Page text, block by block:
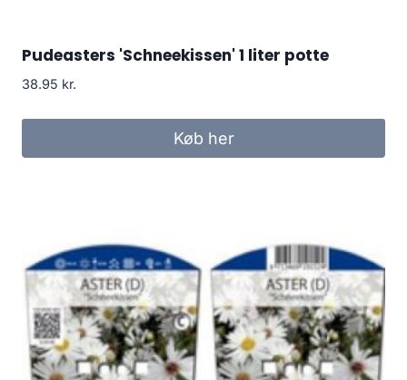
Pudeasters 'Schneekissen' 1 liter potte
38.95 kr.
Køb her